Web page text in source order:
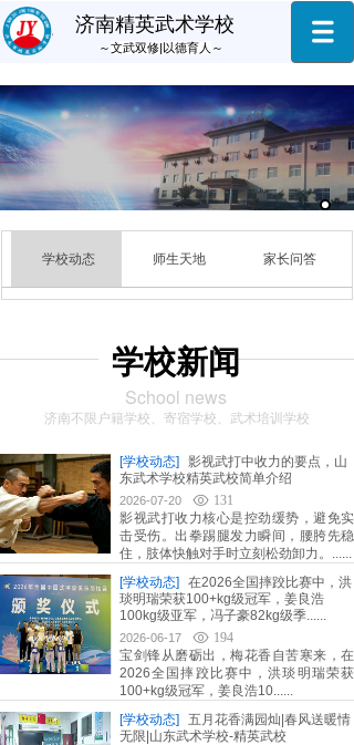
济南精英武术学校
～文武双修|以德育人 ～
学校动态 师生天地 家长问答
School news
济南不限户籍学校、寄宿学校、武术培训学校
学校新闻
[学校动态]
影视武打中收力的要点，山
东武术学校精英武校简单介绍
2026-07-20
131
影视武打收力核心是控劲缓势，避免实
击受伤。出拳踢腿发力瞬间，腰胯先稳
住，肢体快触对手时立刻松劲卸力。......
[学校动态]
在2026全国摔跤比赛中，洪
琰明瑞荣获100+kg级冠军，姜良浩
100kg级亚军，冯子豪82kg级季......
2026-06-17
194
宝剑锋从磨砺出，梅花香自苦寒来，在
2026全国摔跤比赛中，洪琰明瑞荣获
100+kg级冠军，姜良浩10......
[学校动态]
五月花香满园灿|春风送暖情
无限|山东武术学校-精英武校